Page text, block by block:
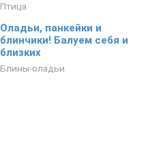
Птица
Оладьи, панкейки и
блинчики! Балуем себя и
близких
Блины-оладьи